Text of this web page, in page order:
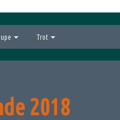
Trot
2018